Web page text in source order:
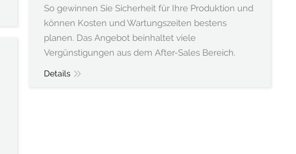
So gewinnen Sie Sicherheit für Ihre Produktion und
können Kosten und Wartungszeiten bestens
planen. Das Angebot beinhaltet viele
Vergünstigungen aus dem After-Sales Bereich.
Details